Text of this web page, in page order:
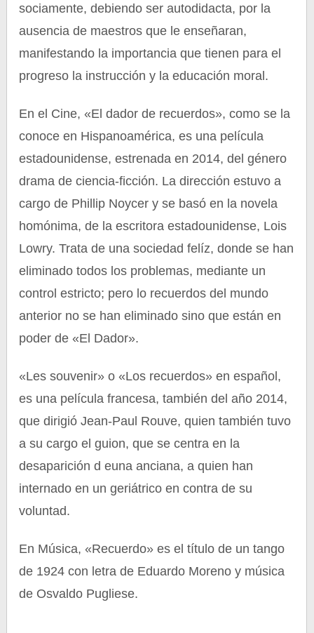
sociamente, debiendo ser autodidacta, por la
ausencia de maestros que le enseñaran,
manifestando la importancia que tienen para el
progreso la instrucción y la educación moral.
En el Cine, «El dador de recuerdos», como se la
conoce en Hispanoamérica, es una película
estadounidense, estrenada en 2014, del género
drama de ciencia-ficción. La dirección estuvo a
cargo de Phillip Noycer y se basó en la novela
homónima, de la escritora estadounidense, Lois
Lowry. Trata de una sociedad felíz, donde se han
eliminado todos los problemas, mediante un
control estricto; pero lo recuerdos del mundo
anterior no se han eliminado sino que están en
poder de «El Dador».
«Les souvenir» o «Los recuerdos» en español,
es una película francesa, también del año 2014,
que dirigió Jean-Paul Rouve, quien también tuvo
a su cargo el guion, que se centra en la
desaparición d euna anciana, a quien han
internado en un geriátrico en contra de su
voluntad.
En Música, «Recuerdo» es el título de un tango
de 1924 con letra de Eduardo Moreno y música
de Osvaldo Pugliese.